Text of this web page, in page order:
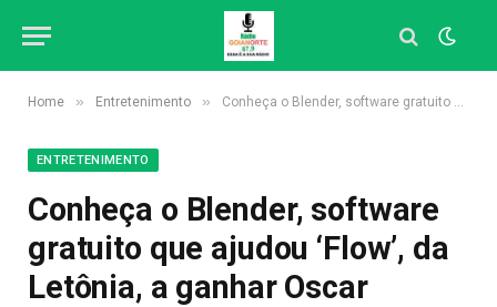
Home » Entretenimento » Conheça o Blender, software gratuito que ajudou ‘Flow’, da Letônia, a ganhar Oscar
ENTRETENIMENTO
Conheça o Blender, software
gratuito que ajudou ‘Flow’, da
Letônia, a ganhar Oscar